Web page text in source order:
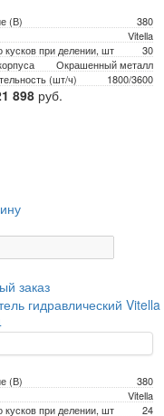
(В)
380
Vitella
кусков при делении, шт
30
Окрашенный металл
(шт/ч)
1800/3600
898 руб.
заказ
гидравлический Vitella
(В)
380
Vitella
кусков при делении, шт
24